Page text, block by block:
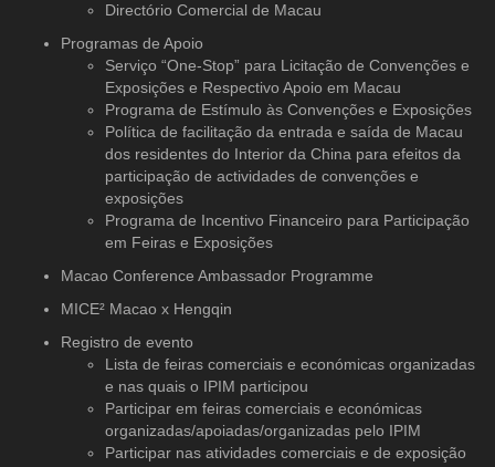
Directório Comercial de Macau
Programas de Apoio
Serviço “One-Stop” para Licitação de Convenções e
Exposições e Respectivo Apoio em Macau
Programa de Estímulo às Convenções e Exposições
Política de facilitação da entrada e saída de Macau
dos residentes do Interior da China para efeitos da
participação de actividades de convenções e
exposições
Programa de Incentivo Financeiro para Participação
em Feiras e Exposições
Macao Conference Ambassador Programme
MICE² Macao x Hengqin
Registro de evento
Lista de feiras comerciais e económicas organizadas
e nas quais o IPIM participou
Participar em feiras comerciais e económicas
organizadas/apoiadas/organizadas pelo IPIM
Participar nas atividades comerciais e de exposição